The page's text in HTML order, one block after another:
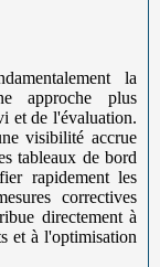
la
approche plus
et de l'évaluation.
visibilité accrue
tableaux de bord
rapidement les
correctives
directement à
et à l'optimisation